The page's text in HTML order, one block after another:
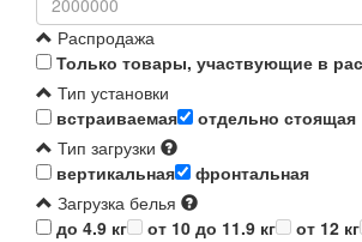
Распродажа
Только товары, участвующие в
Тип установки
встраиваемая
отдельно стоящая
Тип загрузки
вертикальная
фронтальная
Загрузка белья
до 4.9 кг
от 10 до 11.9 кг от 12 кг